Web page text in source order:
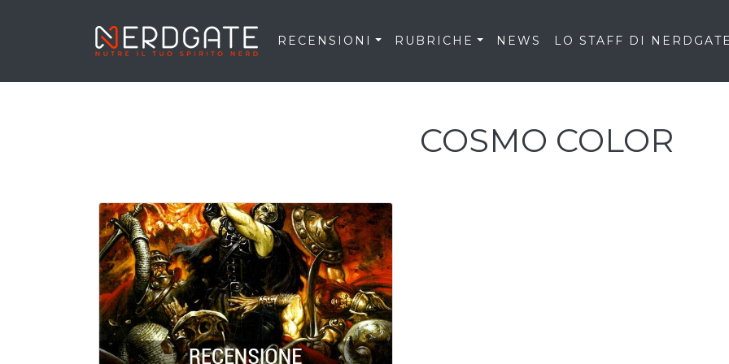
RECENSIONI RUBRICHE NEWS LO STAFF DI
COSMO COLOR